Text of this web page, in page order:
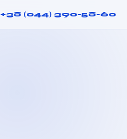
+38 (044) 390-58-60